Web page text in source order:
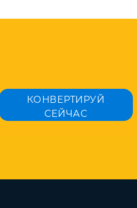
КОНВЕРТИРУЙ
СЕЙЧАС